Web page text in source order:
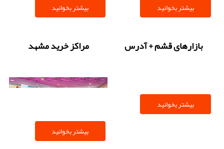
بیشتر بخوانید بیشتر بخوانید
بازارهای قشم + آدرس
بیشتر بخوانید
مراکز خرید مشهد
بیشتر بخوانید